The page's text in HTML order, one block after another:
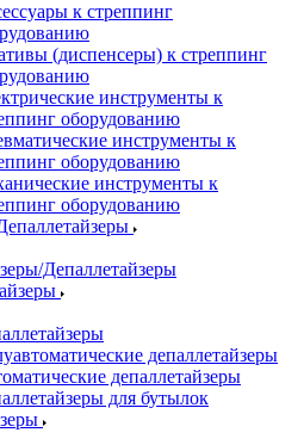
к стреппинг
(диспенсеры) к стреппинг
инструменты к
оборудованию
инструменты к
оборудованию
инструменты к
оборудованию
Депаллетайзеры
депаллетайзеры
депаллетайзеры
для бутылок